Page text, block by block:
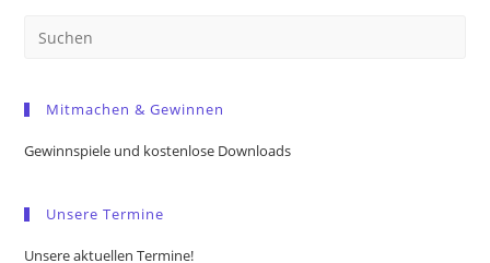
Mitmachen & Gewinnen
Gewinnspiele und kostenlose Downloads
Unsere Termine
Unsere aktuellen Termine!